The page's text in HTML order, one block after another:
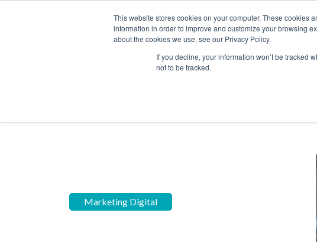
This website stores cookies on your computer. These cookies
information in order to improve and customize your browsing
about the cookies we use, see our Privacy Policy.
If you decline, your information won’t be tracked
not to be tracked.
SOLUÇÕES
Blog
Marketing Digital